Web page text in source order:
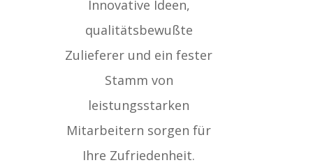
Innovative Ideen,
qualitätsbewußte
Zulieferer und ein fester
Stamm von
leistungsstarken
Mitarbeitern sorgen für
Ihre Zufriedenheit.